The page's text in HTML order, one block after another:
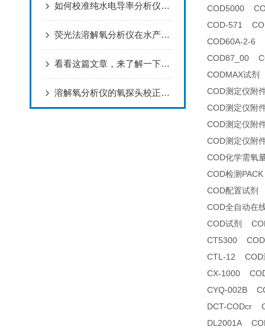
如何校准纯水电导率分析仪以确保其测量精度？
荧光法溶解氧分析仪在水产养殖中的应用
看看这篇文章，来了解一下氟离子浓度分析仪吧！
溶解氧分析仪的氧探头校正注意事项
COD5000
COD-571
COD60A-2-6
COD87_00
CODMAX试
COD测定仪附
COD测定仪附
COD测定仪附
COD测定仪附
COD化学需氧
COD检测
COD配置试剂
COD全自动在
COD试剂
CT5300 COD
CTL-12 COD
CX-1000
CYQ-002B
DCT-CODcr
DL2001A